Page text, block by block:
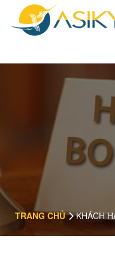
TRANG CHỦ KHÁCH